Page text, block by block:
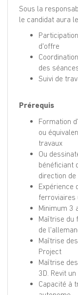
Sous la
le candidat aura
d'offre
des
Suivi de
Prérequis
Formation
ou
travaux
Ou
bénéficiant
direction
Expérience
ferroviaires
Minimum 3
Maîtrise du
de
Maîtrise
Project
Maîtrise
3D. Revit
Capacité à